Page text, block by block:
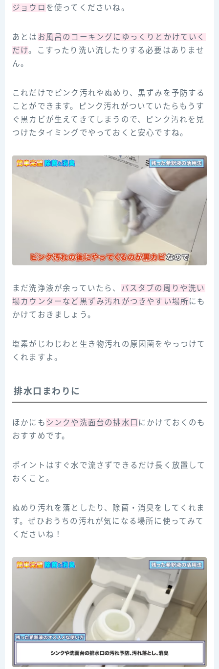
ジョウロ を使ってくださいね。
あとは お風呂のコーキングにゆっくりとかけていく
だけ。こすったり洗い流したりする必要はありませ
ん。
これだけでピンク汚れやぬめり、黒ずみを予防する
ことができます。ピンク汚れがついていたらもうす
ぐ黒カビが生えてきてしまうので、ピンク汚れを見
つけたタイミングでやっておくと安心ですね。
まだ洗浄液が余っていたら、 バスタブの周りや洗い
場カウンターなど黒ずみ汚れがつきやすい場所 にも
かけておきましょう。
塩素がじわじわと生き物汚れの原因菌をやっつけて
くれますよ。
排水口まわりに
ほかにも シンクや洗面台の排水口 にかけておくのも
おすすめです。
ポイントはすぐ水で流さずできるだけ長く放置して
おくこと。
ぬめり汚れを落としたり、除菌・消臭をしてくれま
す。ぜひおうちの汚れが気になる場所に使ってみて
くださいね！